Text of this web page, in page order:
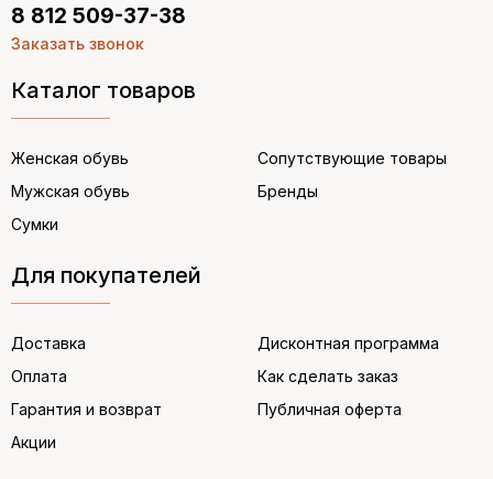
Каталог товаров
Женская обувь
Мужская обувь
Сумки
Сопутствующие товары
Бренды
Для покупателей
Доставка
Оплата
Гарантия и возврат
Акции
Дисконтная программа
Как сделать заказ
Публичная оферта
8 812 509-37-38
Заказать звонок